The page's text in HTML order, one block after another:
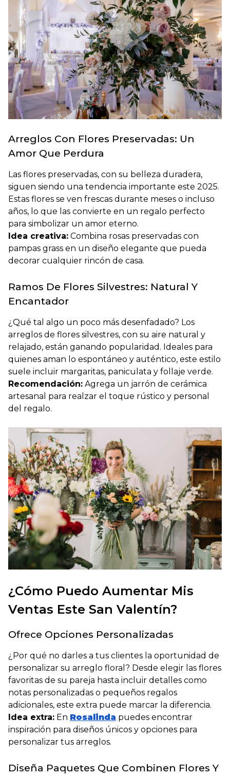
Arreglos Con Flores Preservadas: Un
Amor Que Perdura
Las flores preservadas, con su belleza duradera,
siguen siendo una tendencia importante este 2025.
Estas flores se ven frescas durante meses o incluso
años, lo que las convierte en un regalo perfecto
para simbolizar un amor eterno.
Idea creativa: Combina rosas preservadas con
pampas grass en un diseño elegante que pueda
decorar cualquier rincón de casa.
Ramos De Flores Silvestres: Natural Y
Encantador
¿ Qué tal algo un poco más desenfadado? Los
arreglos de flores silvestres, con su aire natural y
relajado, están ganando popularidad. Ideales para
quienes aman lo espontáneo y auténtico, este estilo
suele incluir margaritas, paniculata y follaje verde.
Recomendación: Agrega un jarrón de cerámica
artesanal para realzar el toque rústico y personal
del regalo.
¿Cómo Puedo Aumentar Mis
Ventas Este San Valentín?
Ofrece Opciones Personalizadas
¿ Por qué no darles a tus clientes la oportunidad de
personalizar su arreglo floral? Desde elegir las flores
favoritas de su pareja hasta incluir detalles como
notas personalizadas o pequeños regalos
adicionales, este extra puede marcar la diferencia.
Idea extra: En Rosalinda puedes encontrar
inspiración para diseños únicos y opciones para
personalizar tus arreglos.
Diseña Paquetes Que Combinen Flores Y